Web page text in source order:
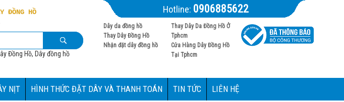
ĐỒNG HỒ
Đồng Hồ, Dây đồng hồ
Hotline: 0906885622
Dây da đồng hồ
Thay Dây Đồng Hồ
Nhận đặt dây đồng hồ
Thay Dây Da Đồng Hồ Ở
Tphcm
Cửa Hàng Dây Đồng Hồ
Tại Tphcm
NỊT HÌNH THỨC ĐẶT DÂY VÀ THANH TOÁN TIN TỨC LIÊN HỆ